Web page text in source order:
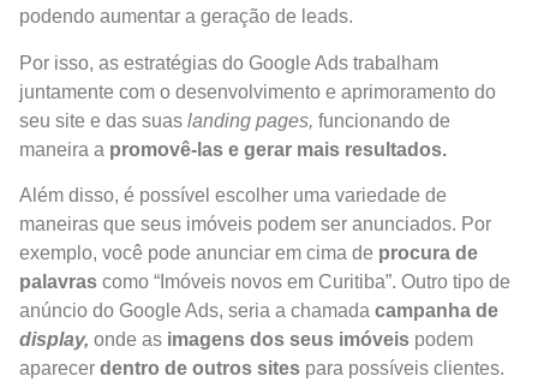
podendo aumentar a geração de leads.
Por isso, as estratégias do Google Ads trabalham
juntamente com o desenvolvimento e aprimoramento do
seu site e das suas landing pages, funcionando de
maneira a promovê-las e gerar mais resultados.
Além disso, é possível escolher uma variedade de
maneiras que seus imóveis podem ser anunciados. Por
exemplo, você pode anunciar em cima de procura de
palavras como “Imóveis novos em Curitiba”. Outro tipo de
anúncio do Google Ads, seria a chamada campanha de
display, onde as imagens dos seus imóveis podem
aparecer dentro de outros sites para possíveis clientes.